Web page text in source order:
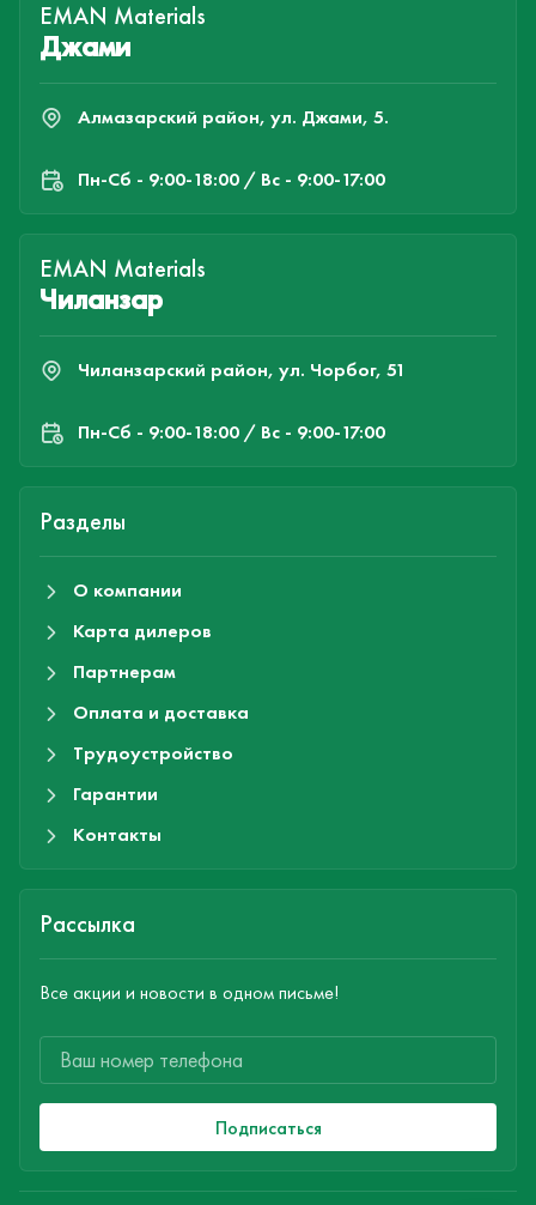
EMAN Materials
Джами
Алмазарский район, ул. Джами, 5.
Пн-Cб - 9:00-18:00 / Вс - 9:00-17:00
EMAN Materials
Чиланзар
Чиланзарский район, ул. Чорбог, 51
Пн-Cб - 9:00-18:00 / Вс - 9:00-17:00
Разделы
О компании
Карта дилеров
Партнерам
Оплата и доставка
Трудоустройство
Гарантии
Контакты
Рассылка
Все акции и новости в одном письме!
Подписаться